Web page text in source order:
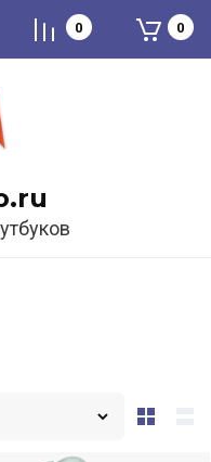
0 0